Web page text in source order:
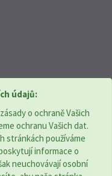
s.r.o. | CZ
u Brna 664 53
478
údajů:
o ochraně Vašich
ochranu Vašich dat.
stránkách používáme
informace o
neuchovávají osobní